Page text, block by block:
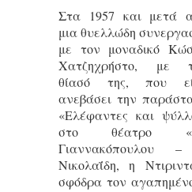
Στα 1957 και μετά
μια θυελλώδη
με τον μοναδικό
Χατζηχρήστο, με
θίασό της, που
ανεβάσει την
«Ελέφαντες και
στο θέατρο
Γιαννακόπουλου
Νικολαΐδη, η
σφόδρα τον